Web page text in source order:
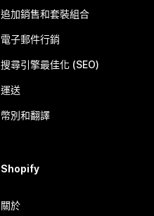
追加銷售和套裝組合
電子郵件行銷
搜尋引擎最佳化 (SEO)
運送
幣別和翻譯
Shopify
關於